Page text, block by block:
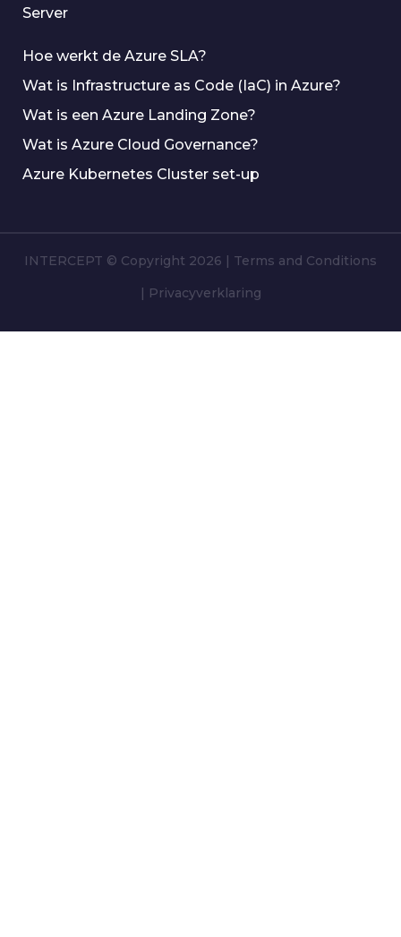
Server
Hoe werkt de Azure SLA?
Wat is Infrastructure as Code (IaC) in Azure?
Wat is een Azure Landing Zone?
Wat is Azure Cloud Governance?
Azure Kubernetes Cluster set-up
INTERCEPT © Copyright 2026 | Terms and Conditions
| Privacyverklaring